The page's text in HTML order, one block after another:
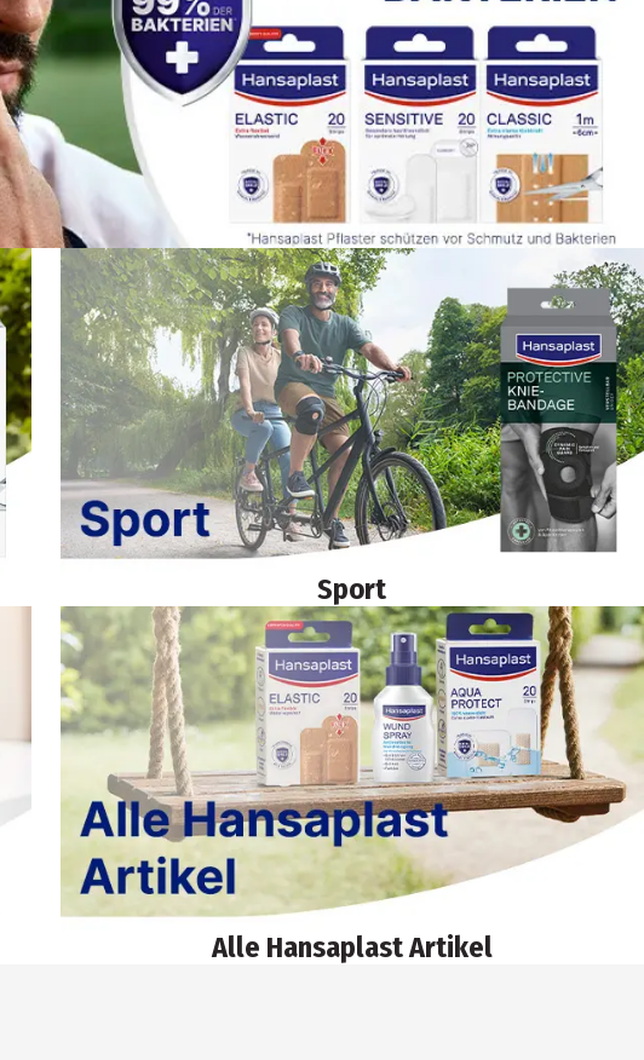
Sport
Alle Hansaplast Artikel